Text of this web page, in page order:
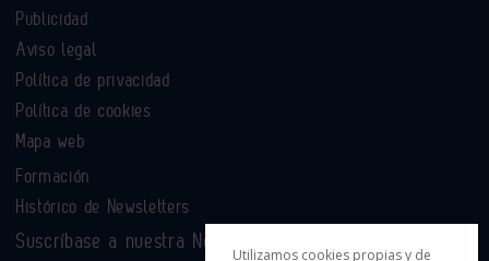
Publicidad
Aviso legal
Política de privacidad
Política de cookies
Mapa web
Formación
Histórico de Newsletters
Suscríbase a nuestra Newsletter
Utilizamos cookies propias y de